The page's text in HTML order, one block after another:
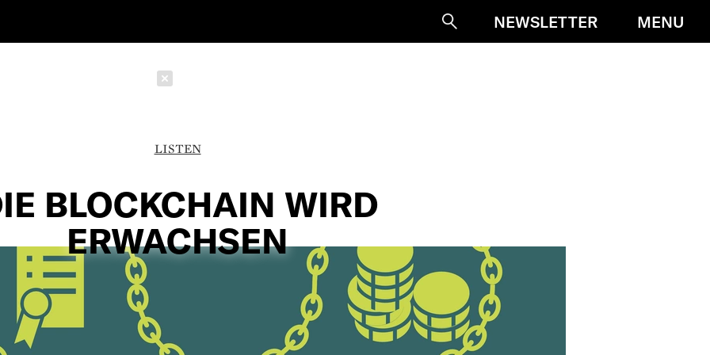
SucheNEWSLETTER MENU
LISTEN
BLOCKCHAIN WIRD
ERWACHSEN